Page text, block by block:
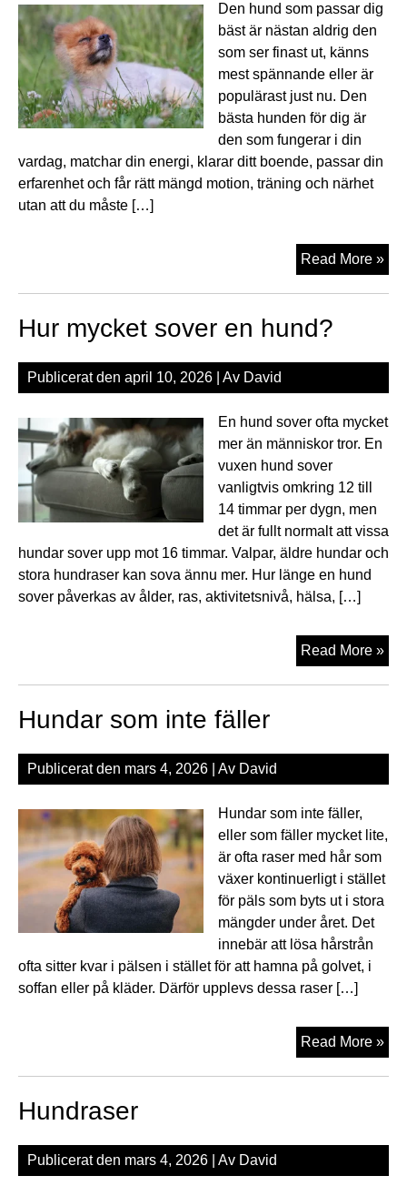
Den hund som passar dig
bäst är nästan aldrig den
som ser finast ut, känns
mest spännande eller är
populärast just nu. Den
bästa hunden för dig är
den som fungerar i din
vardag, matchar din energi, klarar ditt boende, passar din
erfarenhet och får rätt mängd motion, träning och närhet
utan att du måste […]
Read More »
Hur mycket sover en hund?
Publicerat den april 10, 2026 | Av David
En hund sover ofta mycket
mer än människor tror. En
vuxen hund sover
vanligtvis omkring 12 till
14 timmar per dygn, men
det är fullt normalt att vissa
hundar sover upp mot 16 timmar. Valpar, äldre hundar och
stora hundraser kan sova ännu mer. Hur länge en hund
sover påverkas av ålder, ras, aktivitetsnivå, hälsa, […]
Read More »Hur
Hundar som inte fäller
Publicerat den mars 4, 2026 | Av David
Hundar som inte fäller,
eller som fäller mycket lite,
är ofta raser med hår som
växer kontinuerligt i stället
för päls som byts ut i stora
mängder under året. Det
innebär att lösa hårstrån
ofta sitter kvar i pälsen i stället för att hamna på golvet, i
soffan eller på kläder. Därför upplevs dessa raser […]
Read More »
Hundraser
Publicerat den mars 4, 2026 | Av David